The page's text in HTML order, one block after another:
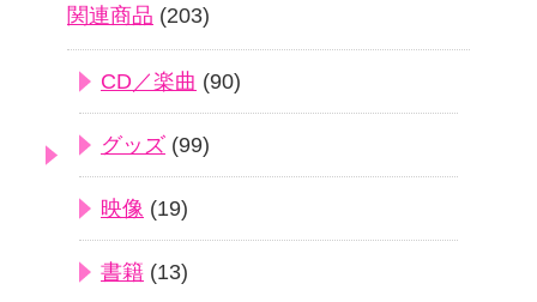
関連商品 (203)
CD／楽曲 (90)
グッズ (99)
映像 (19)
書籍 (13)